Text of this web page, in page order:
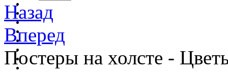
Назад
Вперед
Постеры на холсте -